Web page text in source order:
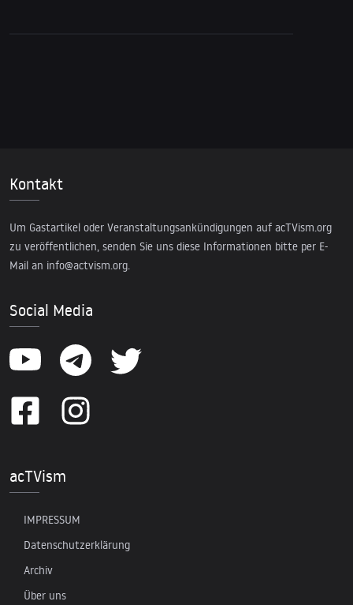
Kontakt
Um Gastartikel oder Veranstaltungsankündigungen auf acTVism.org
zu veröffentlichen, senden Sie uns diese Informationen bitte per E-
Mail an info@actvism.org.
Social Media
acTVism
IMPRESSUM
Datenschutzerklärung
Archiv
Über uns